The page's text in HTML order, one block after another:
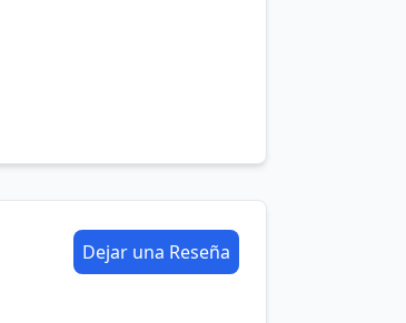
Dejar una Reseña